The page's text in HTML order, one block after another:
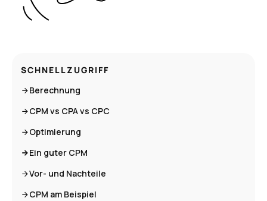
SCHNELLZUGRIFF
Berechnung
CPM vs CPA vs CPC
Optimierung
Ein guter CPM
Vor- und Nachteile
CPM am Beispiel